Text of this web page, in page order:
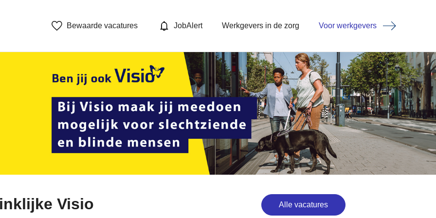
Bewaarde vacatures JobAlert Werkgevers in de zorg Voor werkgevers
Visio Alle vacatures